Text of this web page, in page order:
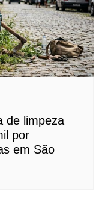
de limpeza
por
em São